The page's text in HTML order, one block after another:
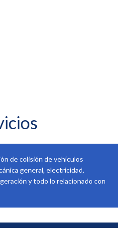
de colisión de vehículos
general, electricidad,
y todo lo relacionado con